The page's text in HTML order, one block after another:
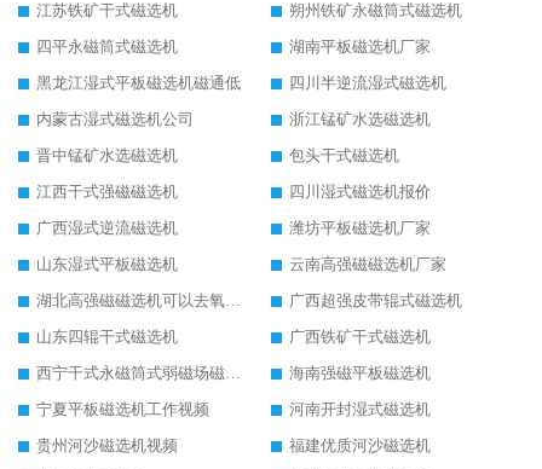
江苏铁矿干式磁选机
朔州铁矿永磁筒式磁选机
四平永磁筒式磁选机
湖南平板磁选机厂家
黑龙江湿式平板磁选机磁通低
四川半逆流湿式磁选机
内蒙古湿式磁选机公司
浙江锰矿水选磁选机
晋中锰矿水选磁选机
包头干式磁选机
江西干式强磁磁选机
四川湿式磁选机报价
广西湿式逆流磁选机
潍坊平板磁选机厂家
山东湿式平板磁选机
云南高强磁磁选机厂家
湖北高强磁磁选机可以去氧化铝
广西超强皮带辊式磁选机
山东四辊干式磁选机
广西铁矿干式磁选机
西宁干式永磁筒式弱磁场磁选机结构图
海南强磁平板磁选机
宁夏平板磁选机工作视频
河南开封湿式磁选机
贵州河沙磁选机视频
福建优质河沙磁选机